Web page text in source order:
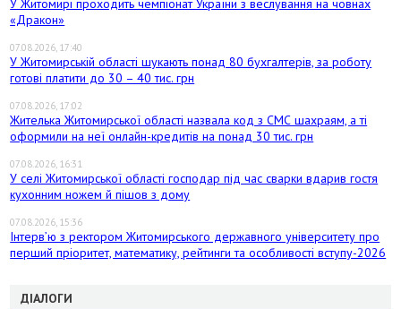
У Житомирі проходить чемпіонат України з веслування на човнах
«Дракон»
07.08.2026, 17:40
У Житомирській області шукають понад 80 бухгалтерів, за роботу
готові платити до 30 – 40 тис. грн
07.08.2026, 17:02
Жителька Житомирської області назвала код з СМС шахраям, а ті
оформили на неї онлайн-кредитів на понад 30 тис. грн
07.08.2026, 16:31
У селі Житомирської області господар під час сварки вдарив гостя
кухонним ножем й пішов з дому
07.08.2026, 15:36
Інтерв’ю з ректором Житомирського державного університету про
перший пріоритет, математику, рейтинги та особливості вступу-2026
ДІАЛОГИ